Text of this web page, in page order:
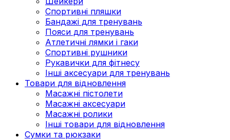
Спортивні пляшки
Бандажі для тренувань
Пояси для тренувань
Атлетичні лямки і гаки
Спортивні рушники
Рукавички для фітнесу
Інші аксесуари для тренувань
Товари для відновлення
Масажні пістолети
Масажні аксесуари
Масажні ролики
Інші товари для відновлення
Сумки та рюкзаки